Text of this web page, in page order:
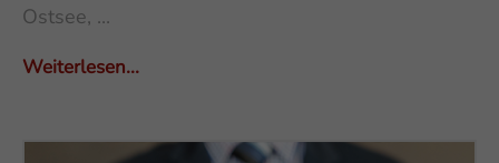
Ostsee, ...
Weiterlesen...